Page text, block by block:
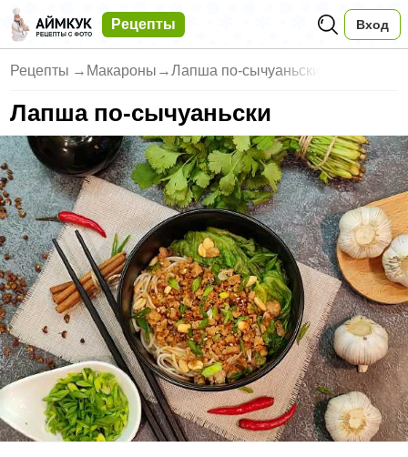
Рецепты Вход
Рецепты → Макароны →Лапша по-сычуаньски
Лапша по-сычуаньски